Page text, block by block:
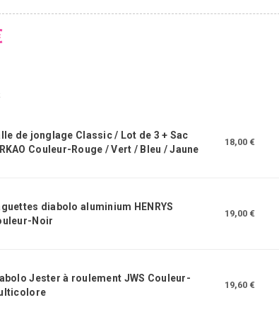
de jonglage Classic / Lot de 3 + Sac
Couleur-Rouge / Vert / Bleu / Jaune
18,00 €
diabolo aluminium HENRYS
Noir
19,00 €
Jester à roulement JWS Couleur-
19,60 €